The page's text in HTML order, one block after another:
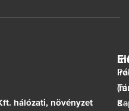
hálózati, növényzet
8–